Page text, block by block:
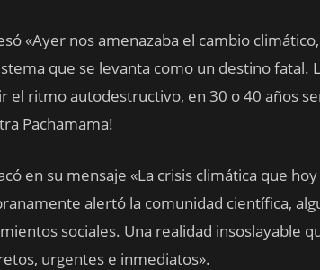
«Ayer nos amenazaba el cambio
que se levanta como un destino fatal.
el ritmo autodestructivo, en 30 o 40 años
Pachamama!
en su mensaje «La crisis climática que
alertó la comunidad científica,
sociales. Una realidad insoslayable
urgentes e inmediatos».